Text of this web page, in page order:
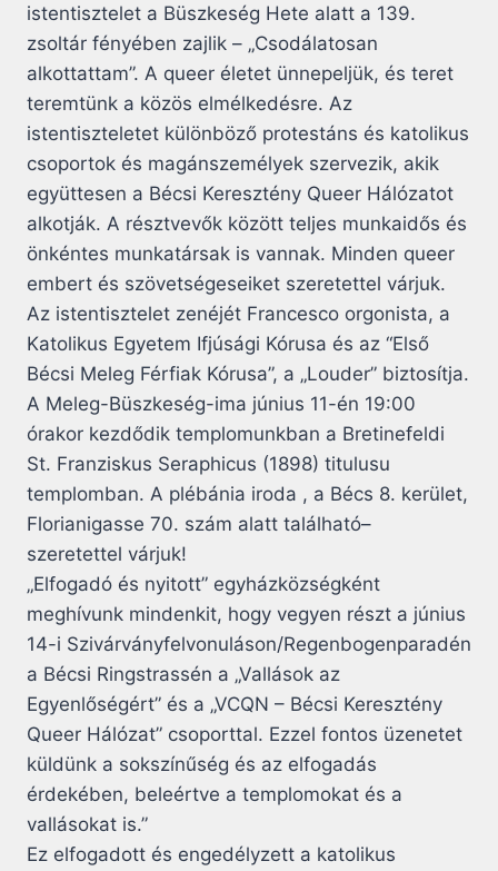
istentisztelet a Büszkeség Hete alatt a 139.
zsoltár fényében zajlik – „Csodálatosan
alkottattam”. A queer életet ünnepeljük, és teret
teremtünk a közös elmélkedésre. Az
istentiszteletet különböző protestáns és katolikus
csoportok és magánszemélyek szervezik, akik
együttesen a Bécsi Keresztény Queer Hálózatot
alkotják. A résztvevők között teljes munkaidős és
önkéntes munkatársak is vannak. Minden queer
embert és szövetségeseiket szeretettel várjuk.
Az istentisztelet zenéjét Francesco orgonista, a
Katolikus Egyetem Ifjúsági Kórusa és az “Első
Bécsi Meleg Férfiak Kórusa”, a „Louder” biztosítja.
A Meleg-Büszkeség-ima június 11-én 19:00
órakor kezdődik templomunkban a Bretinefeldi
St. Franziskus Seraphicus (1898) titulusu
templomban. A plébánia iroda , a Bécs 8. kerület,
Florianigasse 70. szám alatt található–
szeretettel várjuk!
„Elfogadó és nyitott” egyházközségként
meghívunk mindenkit, hogy vegyen részt a június
14-i Szivárványfelvonuláson/Regenbogenparadén
a Bécsi Ringstrassén a „Vallások az
Egyenlőségért” és a „VCQN – Bécsi Keresztény
Queer Hálózat” csoporttal. Ezzel fontos üzenetet
küldünk a sokszínűség és az elfogadás
érdekében, beleértve a templomokat és a
vallásokat is.”
Ez elfogadott és engedélyzett a katolikus